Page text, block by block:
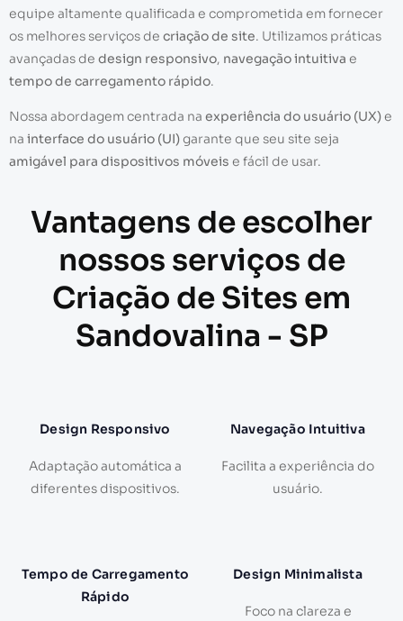
equipe altamente qualificada e comprometida em fornecer
os melhores serviços de criação de site. Utilizamos práticas
avançadas de design responsivo, navegação intuitiva e
tempo de carregamento rápido.
Nossa abordagem centrada na experiência do usuário (UX)e
na interface do usuário (UI)garante que seu site seja
amigável para dispositivos móveis e fácil de usar.
Vantagens de escolher
nossos serviços de
Criação de Sites em
Sandovalina - SP
Design Responsivo
Adaptação automática a
diferentes dispositivos.
Navegação Intuitiva
Facilita a experiência do
usuário.
Tempo de Carregamento
Rápido
Design Minimalista
Foco na clareza e